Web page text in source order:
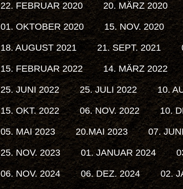
22. FEBRUAR 2020 20. MÄRZ 2020
01. OKTOBER 2020 15. NOV. 2020
18. AUGUST 2021 21. SEPT. 2021
15. FEBRUAR 2022 14. MÄRZ 2022
25. JUNI 2022 25. JULI 2022 10.
15. OKT. 2022 06. NOV. 2022 10.
05. MAI 2023 20.MAI 2023 07.
25. NOV. 2023 01. JANUAR 2024
06. NOV. 2024 06. DEZ. 2024 02.